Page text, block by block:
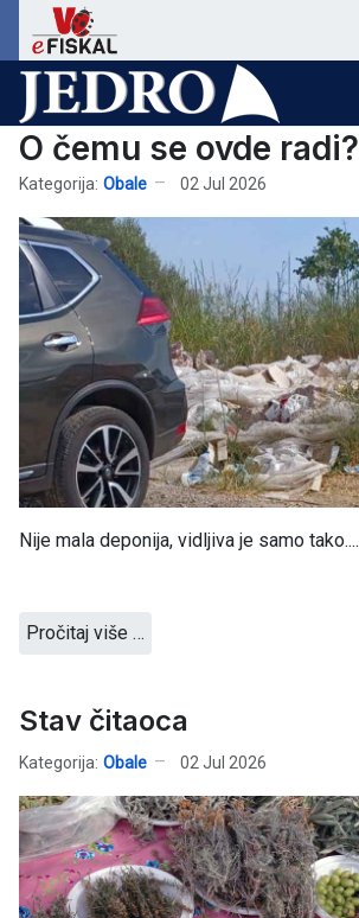
O čemu se ovde radi?
Kategorija: Obale 02 Jul 2026
Nije mala deponija, vidljiva je samo tako....
Pročitaj više …
Stav čitaoca
Kategorija: Obale 02 Jul 2026